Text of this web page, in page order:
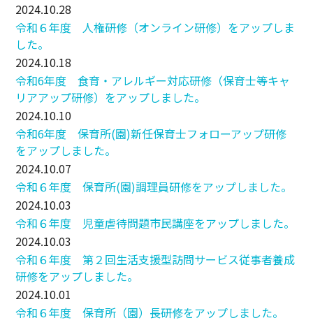
2024.10.28
令和６年度 人権研修（オンライン研修）をアップしま
した。
2024.10.18
令和6年度 食育・アレルギー対応研修（保育士等キャ
リアアップ研修）をアップしました。
2024.10.10
令和6年度 保育所(園)新任保育士フォローアップ研修
をアップしました。
2024.10.07
令和６年度 保育所(園)調理員研修をアップしました。
2024.10.03
令和６年度 児童虐待問題市民講座をアップしました。
2024.10.03
令和６年度 第２回生活支援型訪問サービス従事者養成
研修をアップしました。
2024.10.01
令和６年度 保育所（園）長研修をアップしました。